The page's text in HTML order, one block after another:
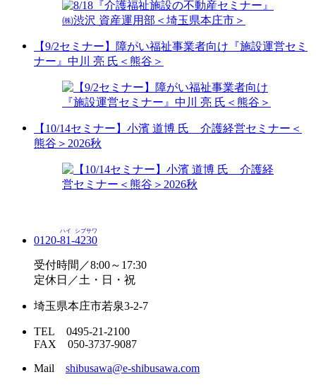
【9/2セミナー】障がい福祉事業者向け『施設運営セミ
ナー』中川 亮 氏＜熊谷＞
【10/14セミナー】小濱 道博 氏 介護経営セミナー＜
熊谷＞2026秋
0120-81
ハイ
-4230
シブサワ
受付時間／8:00～17:30
定休日／土・日・祝
埼玉県本庄市若泉3-2-7
TEL 0495-21-2100
FAX 050-3737-9087
Mail shibusawa@e-shibusawa.com